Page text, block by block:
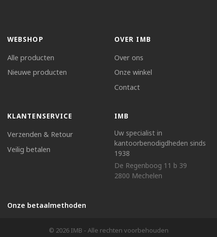
WEBSHOP
Alle producten
Nieuwe producten
OVER IMB
Over ons
Onze winkel
Contact
KLANTENSERVICE
Verzenden & Retour
Veilig betalen
IMB
Uw specialist in
kantoorbenodigdheden sinds
1938
De Regenboog 11 b 39
2800 Mechelen
Onze betaalmethoden
© 2026 IMB - Alle rechten voorbehouden